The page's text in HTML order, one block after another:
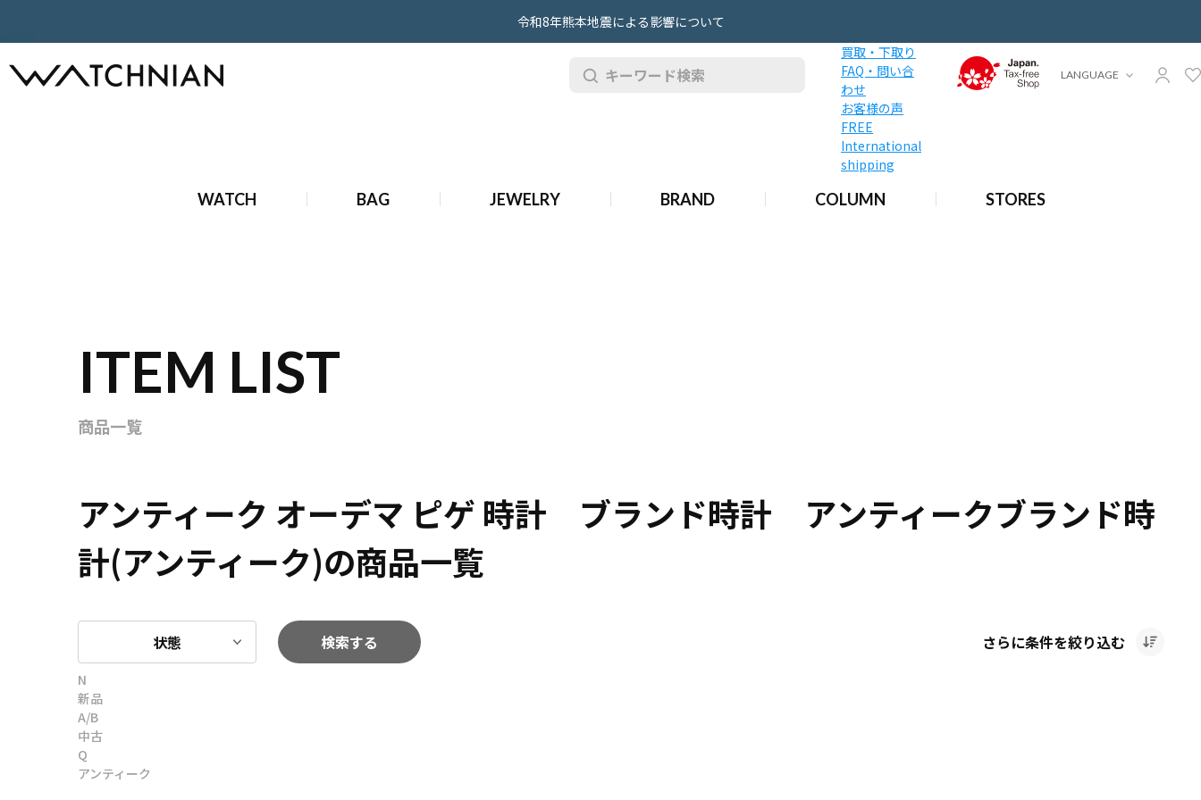
令和8年熊本地震による影響について
買取・下取り
FAQ・問い合
わせ
お客様の声
FREE
International
shipping
WATCH BAG JEWELRY BRAND COLUMN STORES
LANGUAGE
ITEM LIST
商品一覧
アンティーク オーデマ ピゲ 時計 ブランド時計 アンティークブランド時
計(アンティーク)の商品一覧
状態 検索する さらに条件を絞り込む
N
新品
A/B
中古
Q
アンティーク